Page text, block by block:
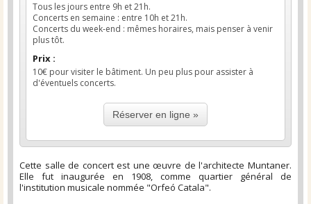
Tous les jours entre 9h et 21h.
Concerts en semaine : entre 10h et 21h.
Concerts du week-end : mêmes horaires, mais penser à venir
plus tôt.
Prix :
10€ pour visiter le bâtiment. Un peu plus pour assister à
d'éventuels concerts.
Réserver en ligne »
Cette salle de concert est une œuvre de l'architecte Muntaner.
Elle fut inaugurée en 1908, comme quartier général de
l'institution musicale nommée "Orfeó Catala".